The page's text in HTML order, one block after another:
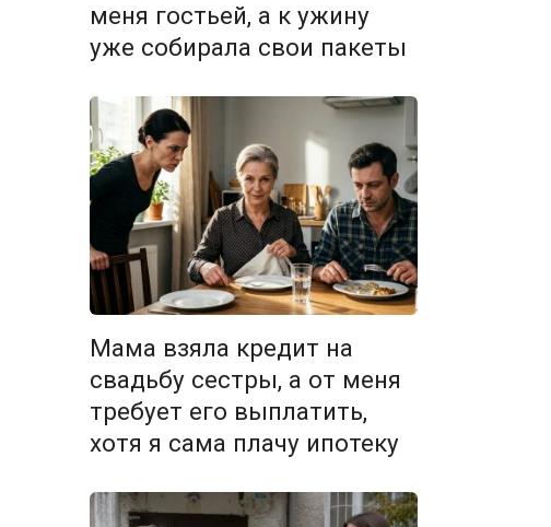
меня гостьей, а к ужину
уже собирала свои пакеты
Мама взяла кредит на
свадьбу сестры, а от меня
требует его выплатить,
хотя я сама плачу ипотеку